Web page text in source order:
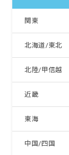
関東
北海道/東北
北陸/甲信越
近畿
東海
中国/四国